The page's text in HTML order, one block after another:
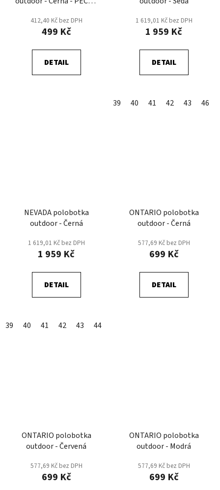
412,40 Kč bez DPH
499 Kč
DETAIL
1 619,01 Kč bez DPH
1 959 Kč
DETAIL
39 40 41 42 43 46
NEVADA polobotka
outdoor - Černá
1 619,01 Kč bez DPH
1 959 Kč
DETAIL
39 40 41 42 43 44
ONTARIO polobotka
outdoor - Černá
577,69 Kč bez DPH
699 Kč
DETAIL
ONTARIO polobotka
outdoor - Červená
577,69 Kč bez DPH
699 Kč
ONTARIO polobotka
outdoor - Modrá
577,69 Kč bez DPH
699 Kč